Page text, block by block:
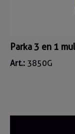
Parka 3 en 1
Art.: 3850G